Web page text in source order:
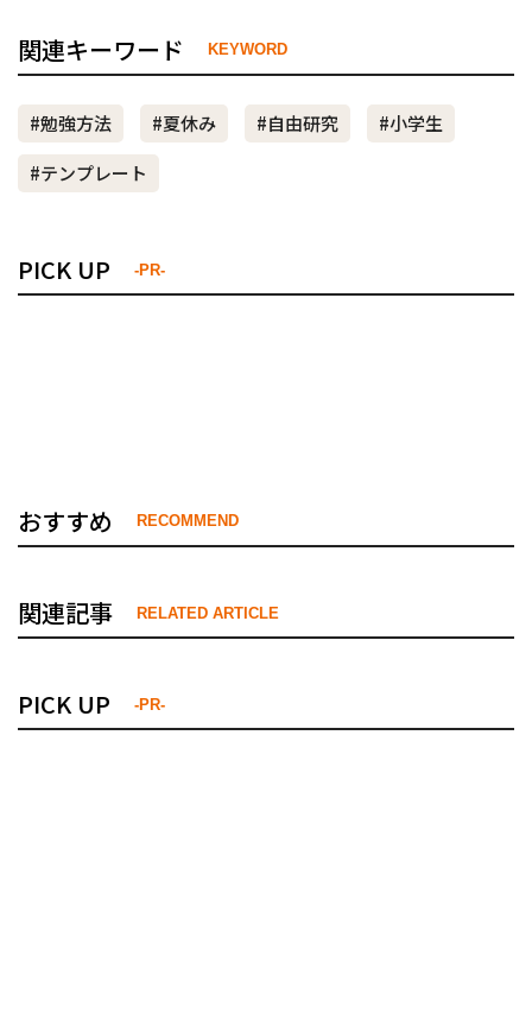
関連キーワード KEYWORD
#勉強方法 #夏休み #自由研究
#小学生
#テンプレート
PICK UP -PR-
おすすめ RECOMMEND
関連記事 RELATED ARTICLE
PICK UP -PR-